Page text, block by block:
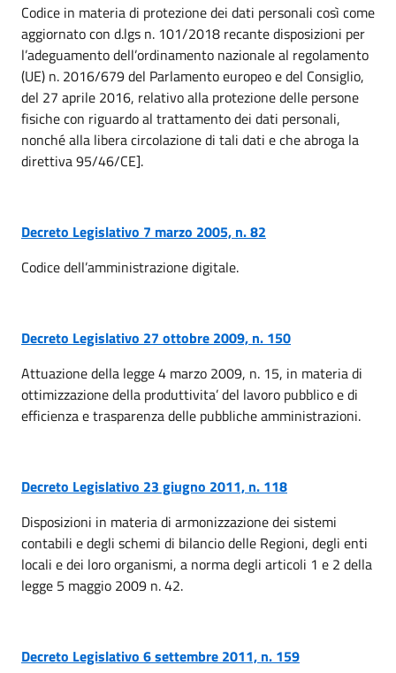
Codice in materia di protezione dei dati personali così come
aggiornato con d.lgs n. 101/2018 recante disposizioni per
l’adeguamento dell’ordinamento nazionale al regolamento
(UE) n. 2016/679 del Parlamento europeo e del Consiglio,
del 27 aprile 2016, relativo alla protezione delle persone
fisiche con riguardo al trattamento dei dati personali,
nonché alla libera circolazione di tali dati e che abroga la
direttiva 95/46/CE].
Decreto Legislativo 7 marzo 2005, n. 82
Codice dell’amministrazione digitale.
Decreto Legislativo 27 ottobre 2009, n. 150
Attuazione della legge 4 marzo 2009, n. 15, in materia di
ottimizzazione della produttivita’ del lavoro pubblico e di
efficienza e trasparenza delle pubbliche amministrazioni.
Decreto Legislativo 23 giugno 2011, n. 118
Disposizioni in materia di armonizzazione dei sistemi
contabili e degli schemi di bilancio delle Regioni, degli enti
locali e dei loro organismi, a norma degli articoli 1 e 2 della
legge 5 maggio 2009 n. 42.
Decreto Legislativo 6 settembre 2011, n. 159